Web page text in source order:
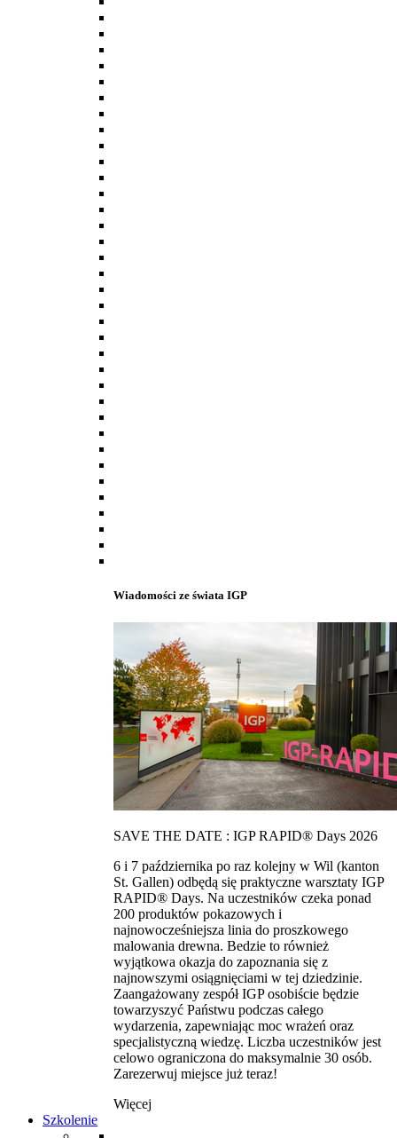
Wiadomości ze świata IGP
SAVE THE DATE : IGP RAPID® Days 2026
6 i 7 października po raz kolejny w Wil (kanton
St. Gallen) odbędą się praktyczne warsztaty IGP
RAPID® Days. Na uczestników czeka ponad
200 produktów pokazowych i
najnowocześniejsza linia do proszkowego
malowania drewna. Bedzie to również
wyjątkowa okazja do zapoznania się z
najnowszymi osiągnięciami w tej dziedzinie.
Zaangażowany zespół IGP osobiście będzie
towarzyszyć Państwu podczas całego
wydarzenia, zapewniając moc wrażeń oraz
specjalistyczną wiedzę. Liczba uczestników jest
celowo ograniczona do maksymalnie 30 osób.
Zarezerwuj miejsce już teraz!
Więcej
Szkolenie